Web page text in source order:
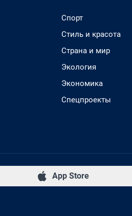
Спорт
Стиль и красота
Страна и мир
Экология
Экономика
Спецпроекты
App Store